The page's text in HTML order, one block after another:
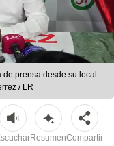
prensa desde su local
/ LR
ResumenCompartir